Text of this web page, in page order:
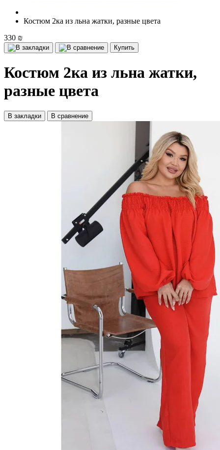
Костюм 2ка из льна жатки, разные цвета
330 ₪
Купить
Костюм 2ка из льна жатки,
разные цвета
В закладки В сравнение